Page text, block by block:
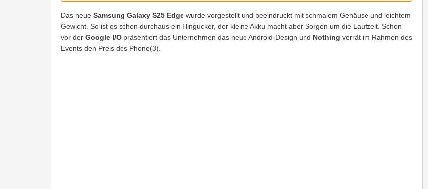
Das neue Samsung Galaxy S25 Edge wurde vorgestellt und beeindruckt mit schmalem Gehäuse und leichtem
Gewicht. So ist es schon durchaus ein Hingucker, der kleine Akku macht aber Sorgen um die Laufzeit. Schon
vor der Google I/O präsentiert das Unternehmen das neue Android-Design und Nothing verrät im Rahmen des
Events den Preis des Phone(3).